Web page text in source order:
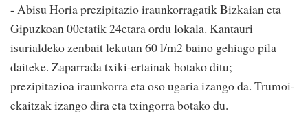
- Abisu Horia prezipitazio iraunkorragatik Bizkaian eta
Gipuzkoan 00etatik 24etara ordu lokala. Kantauri
isurialdeko zenbait lekutan 60 l/m2 baino gehiago pila
daiteke. Zaparrada txiki-ertainak botako ditu;
prezipitazioa iraunkorra eta oso ugaria izango da. Trumoi-
ekaitzak izango dira eta txingorra botako du.